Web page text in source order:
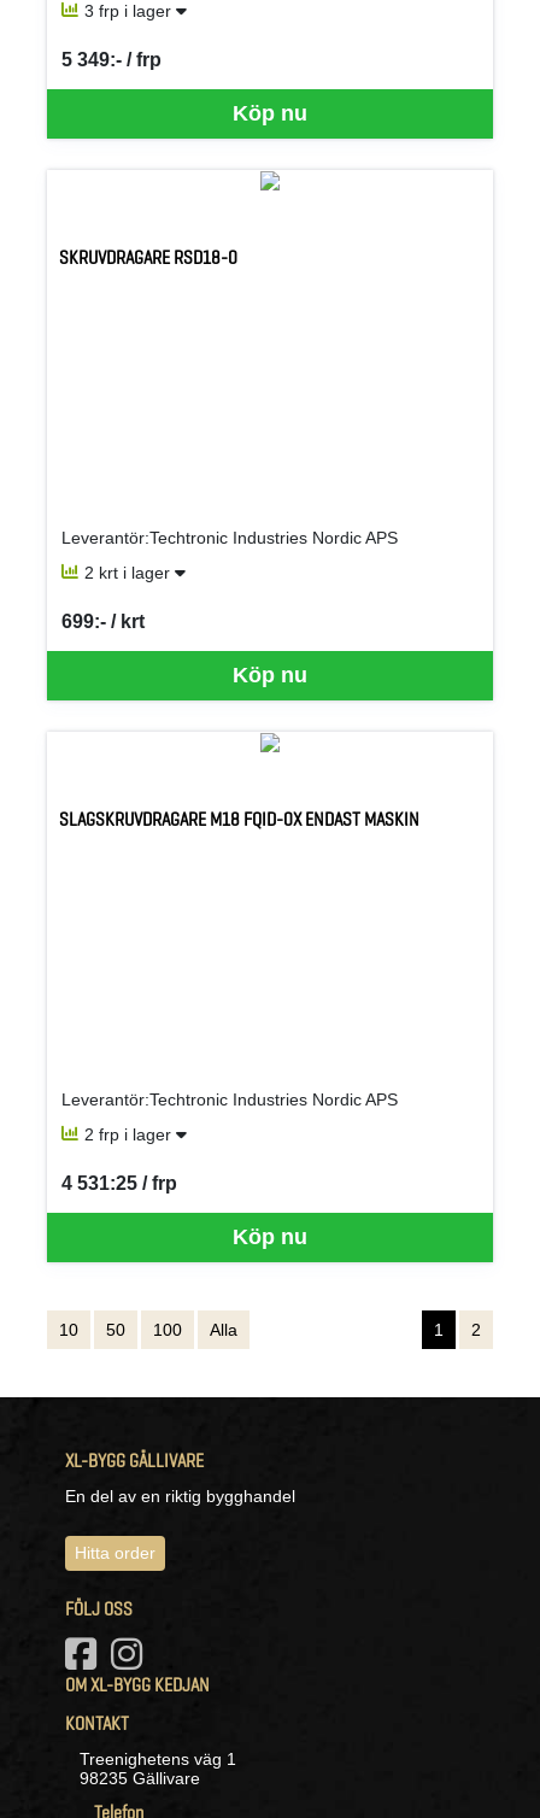
3 frp i lager
Köp nu
5 349:- / frp
SEK per FRP
SKRUVDRAGARE RSD18-0
Leverantör:Techtronic Industries Nordic APS
2 krt i lager
Köp nu
699:- / krt
SEK per KRT
SLAGSKRUVDRAGARE M18 FQID-0X ENDAST MASKIN
Leverantör:Techtronic Industries Nordic APS
2 frp i lager
Köp nu
4 531:25 / frp
SEK per FRP
10 50 100 Alla 1 2
XL-BYGG GÄLLIVARE
En del av en riktig bygghandel
Hitta order
FÖLJ OSS
OM XL-BYGG KEDJAN
KONTAKT
Treenighetens väg 1
98235 Gällivare
Telefon